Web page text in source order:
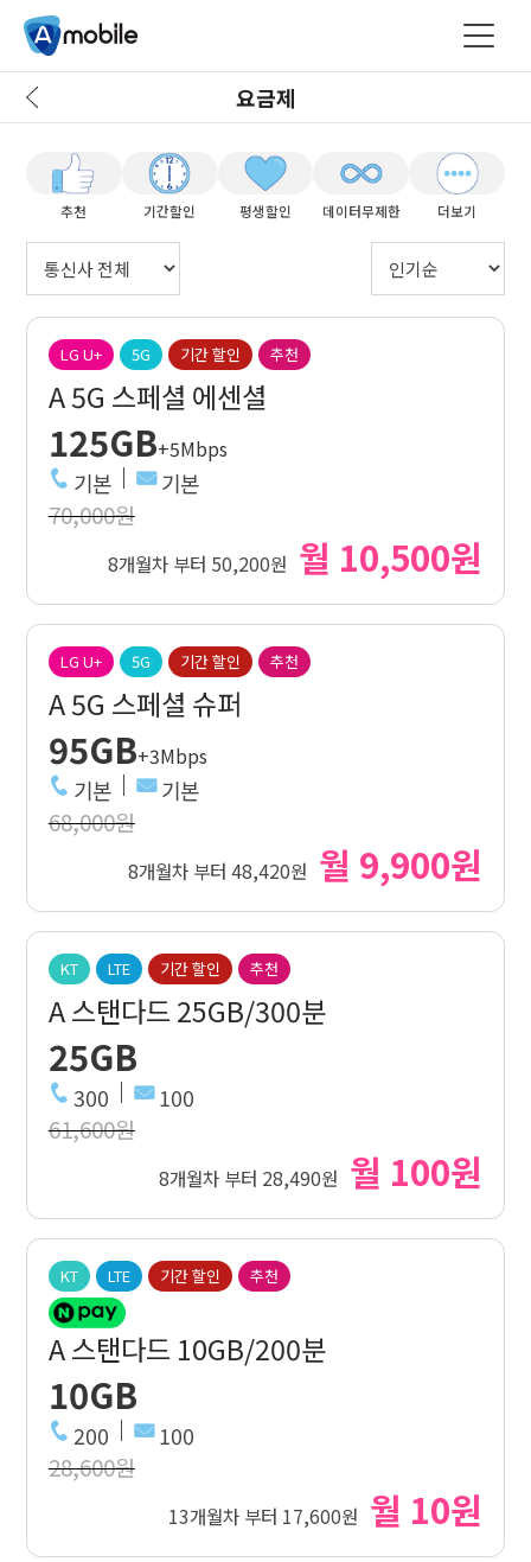
요금제
추천 기간할인 평생할인 데이터무제한 더보기
LG U+ 5G 기간 할인 추천
A 5G 스페셜 에센셜
125GB+5Mbps
기본 기본
70,000원
8개월차 부터 50,200원 월 10,500원
LG U+ 5G 기간 할인 추천
A 5G 스페셜 슈퍼
95GB+3Mbps
기본 기본
68,000원
8개월차 부터 48,420원 월 9,900원
KT LTE 기간 할인 추천
A 스탠다드 25GB/300분
25GB
300 100
61,600원
8개월차 부터 28,490원 월 100원
KT LTE 기간 할인 추천
A 스탠다드 10GB/200분
10GB
200 100
28,600원
13개월차 부터 17,600원 월 10원